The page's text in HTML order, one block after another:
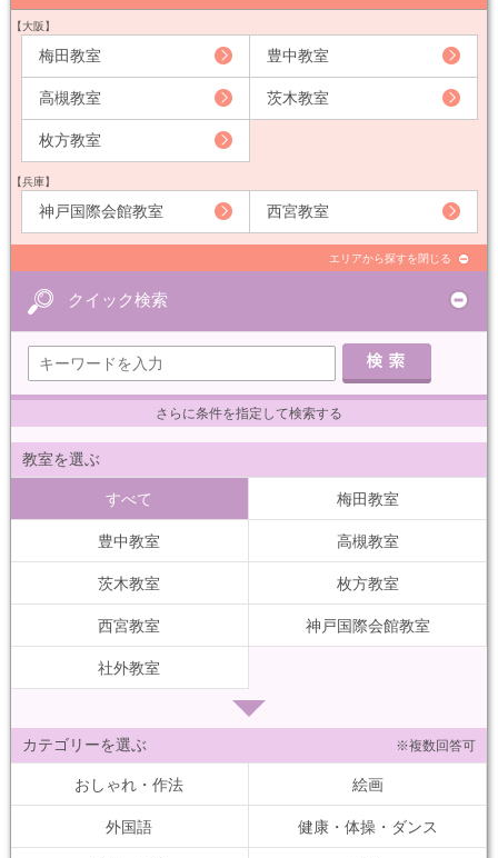
【大阪】
梅田教室 豊中教室
高槻教室 茨木教室
枚方教室
【兵庫】
神戸国際会館教室 西宮教室
エリアから探すを閉じる
クイック検索
さらに条件を指定して検索する
教室を選ぶ
すべて 梅田教室
豊中教室 高槻教室
茨木教室 枚方教室
西宮教室 神戸国際会館教室
社外教室
カテゴリーを選ぶ ※複数回答可
おしゃれ・作法 絵画
外国語 健康・体操・ダンス